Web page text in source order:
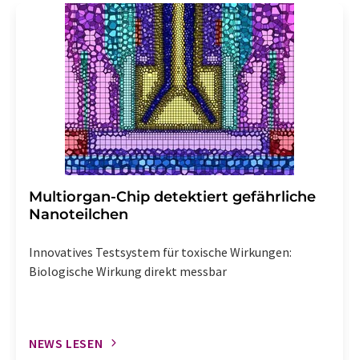
Multiorgan-Chip detektiert gefährliche
Nanoteilchen
Innovatives Testsystem für toxische Wirkungen:
Biologische Wirkung direkt messbar
NEWS LESEN